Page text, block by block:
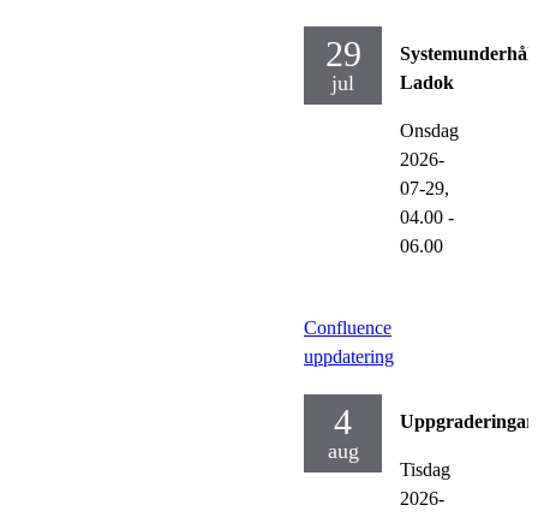
29
jul
Systemunderhåll
Ladok
Onsdag
2026-
07-29,
04.00 -
06.00
Confluence
uppdatering
4
aug
Uppgraderingar
Tisdag
2026-